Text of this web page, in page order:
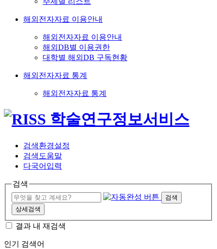
해외전자자료 이용안내
해외전자자료 이용안내
해외DB별 이용권한
대학별 해외DB 구독현황
해외전자자료 통계
해외전자자료 통계
검색환경설정
검색도움말
다국어입력
검색
검색
상세검색
결과 내 재검색
인기 검색어